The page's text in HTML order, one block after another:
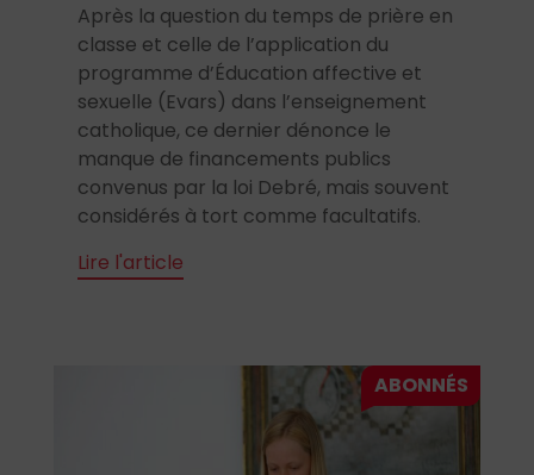
Après la question du temps de prière en
classe et celle de l’application du
programme d’Éducation affective et
sexuelle (Evars) dans l’enseignement
catholique, ce dernier dénonce le
manque de financements publics
convenus par la loi Debré, mais souvent
considérés à tort comme facultatifs.
Lire l'article